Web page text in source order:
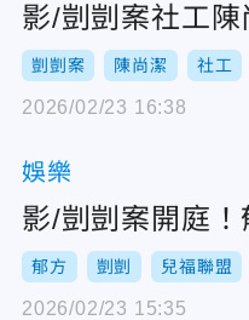
影/剴剴案社工
剴剴案 陳尚潔 社工
2026/02/23 16:38
娛樂
影/剴剴案開庭
郁方 剴剴 兒福聯盟
2026/02/23 15:35